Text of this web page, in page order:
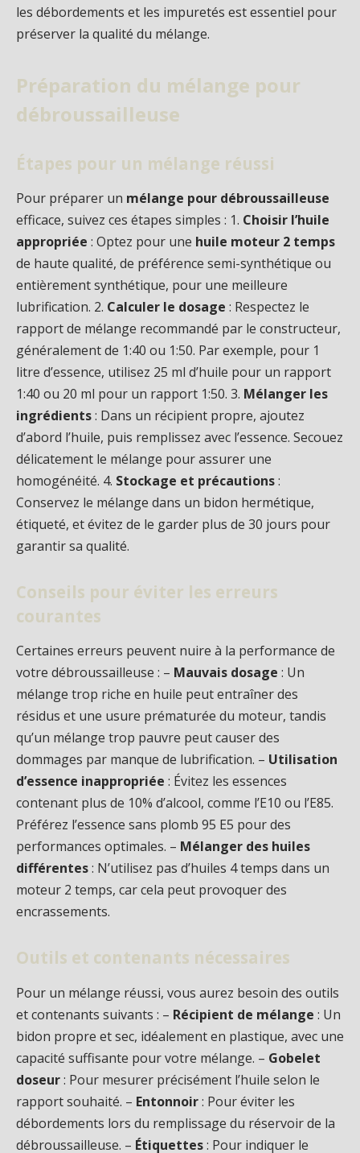
les débordements et les impuretés est essentiel pour
préserver la qualité du mélange.
Préparation du mélange pour
débroussailleuse
Étapes pour un mélange réussi
Pour préparer un mélange pour débroussailleuse
efficace, suivez ces étapes simples : 1. Choisir l’huile
appropriée : Optez pour une huile moteur 2 temps
de haute qualité, de préférence semi-synthétique ou
entièrement synthétique, pour une meilleure
lubrification. 2. Calculer le dosage : Respectez le
rapport de mélange recommandé par le constructeur,
généralement de 1:40 ou 1:50. Par exemple, pour 1
litre d’essence, utilisez 25 ml d’huile pour un rapport
1:40 ou 20 ml pour un rapport 1:50. 3. Mélanger les
ingrédients: Dans un récipient propre, ajoutez
d’abord l’huile, puis remplissez avec l’essence. Secouez
délicatement le mélange pour assurer une
homogénéité. 4. Stockage et précautions:
Conservez le mélange dans un bidon hermétique,
étiqueté, et évitez de le garder plus de 30 jours pour
garantir sa qualité.
Conseils pour éviter les erreurs
courantes
Certaines erreurs peuvent nuire à la performance de
votre débroussailleuse : – Mauvais dosage : Un
mélange trop riche en huile peut entraîner des
résidus et une usure prématurée du moteur, tandis
qu’un mélange trop pauvre peut causer des
dommages par manque de lubrification. – Utilisation
d’essence inappropriée : Évitez les essences
contenant plus de 10% d’alcool, comme l’E10 ou l’E85.
Préférez l’essence sans plomb 95 E5 pour des
performances optimales. – Mélanger des huiles
différentes: N’utilisez pas d’huiles 4 temps dans un
moteur 2 temps, car cela peut provoquer des
encrassements.
Outils et contenants nécessaires
Pour un mélange réussi, vous aurez besoin des outils
et contenants suivants : – Récipient de mélange : Un
bidon propre et sec, idéalement en plastique, avec une
capacité suffisante pour votre mélange. – Gobelet
doseur: Pour mesurer précisément l’huile selon le
rapport souhaité. – Entonnoir: Pour éviter les
débordements lors du remplissage du réservoir de la
débroussailleuse. – Étiquettes: Pour indiquer le